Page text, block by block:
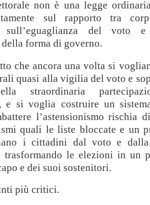
non è una legge
sul rapporto tra
sull’eguaglianza del voto e
forma di governo.
che ancora una volta si
quasi alla vigilia del voto e
straordinaria
e si voglia costruire un
l’astensionismo rischia
quali le liste bloccate e un
i cittadini dal voto e dalla
trasformando le elezioni in un
e dei suoi sostenitori.
più critici.